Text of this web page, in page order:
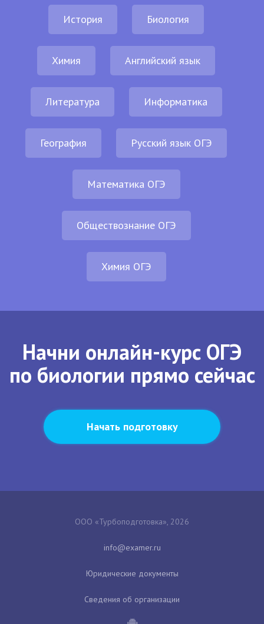
История Биология
Химия Английский язык
Литература Информатика
География Русский язык ОГЭ
Математика ОГЭ
Обществознание ОГЭ
Химия ОГЭ
Начни онлайн-курс ОГЭ
по биологии прямо сейчас
Начать подготовку
ООО «Турбоподготовка», 2026
Юридические документы
Сведения об организации